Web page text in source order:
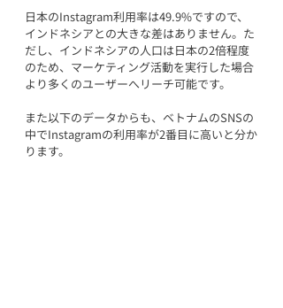
日本のInstagram利用率は49.9%ですので、
インドネシアとの大きな差はありません。た
だし、インドネシアの人口は日本の2倍程度
のため、マーケティング活動を実行した場合
より多くのユーザーへリーチ可能です。
また以下のデータからも、ベトナムのSNSの
中でInstagramの利用率が2番目に高いと分か
ります。